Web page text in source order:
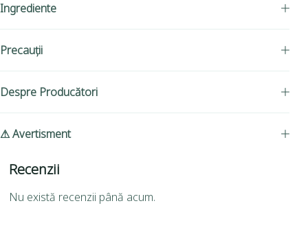
Ingrediente
Precauții
Despre Producători
⚠ Avertisment
Recenzii
Nu există recenzii până acum.